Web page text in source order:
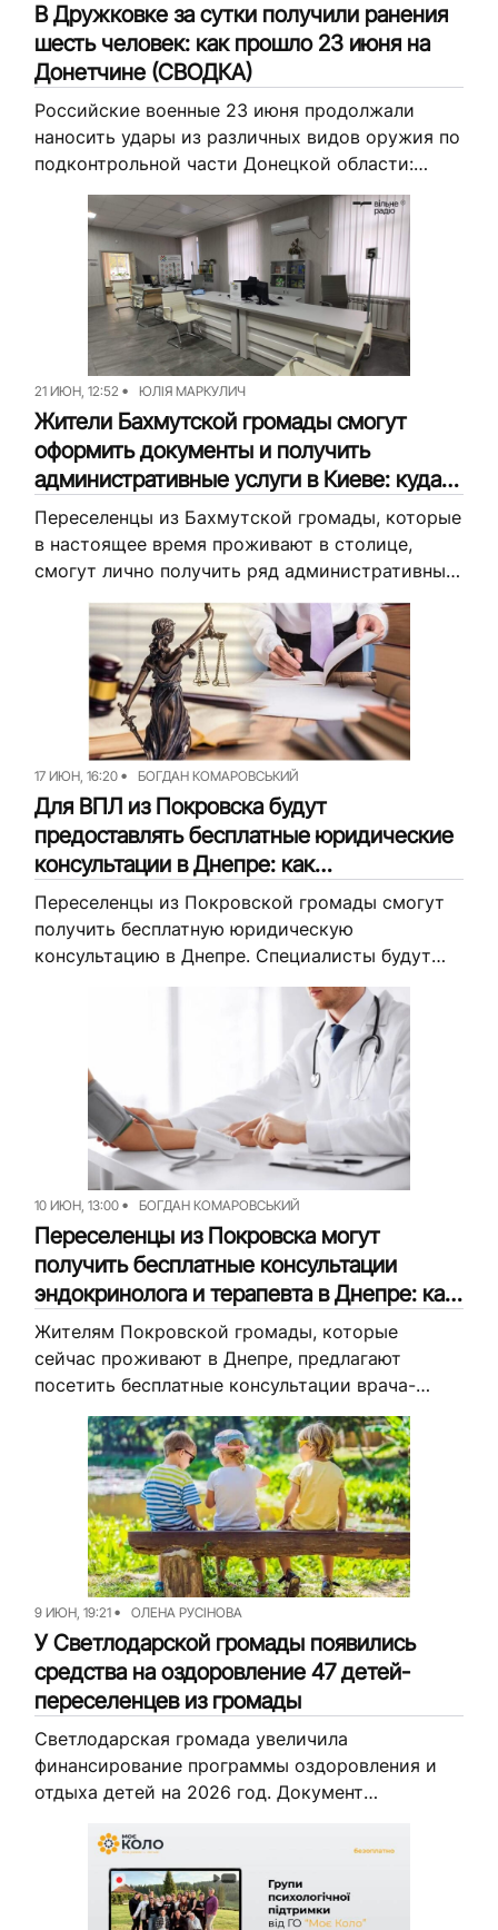
В Дружковке за сутки получили ранения
шесть человек: как прошло 23 июня на
Донетчине (СВОДКА)
Российские военные 23 июня продолжали
наносить удары из различных видов оружия по
подконтрольной части Донецкой области:
полиция зафиксировала 1 261 удар по линии
фронта и жилым кварталам региона.
Предварительно, среди...
21 ИЮН, 12:52 ЮЛІЯ МАРКУЛИЧ
Жители Бахмутской громады смогут
оформить документы и получить
административные услуги в Киеве: куда
обращаться
Переселенцы из Бахмутской громады, которые
в настоящее время проживают в столице,
смогут лично получить ряд административных
услуг. Для них в Киеве организуют выездной
прием специалистов Центра предоставления
административных услуг и...
17 ИЮН, 16:20 БОГДАН КОМАРОВСЬКИЙ
Для ВПЛ из Покровска будут
предоставлять бесплатные юридические
консультации в Днепре: как
присоединиться
Переселенцы из Покровской громады смогут
получить бесплатную юридическую
консультацию в Днепре. Специалисты будут
давать разъяснения, в частности, по вопросам
компенсаций за разрушенные дома. Как
принять участие — читайте далее. Об...
10 ИЮН, 13:00 БОГДАН КОМАРОВСЬКИЙ
Переселенцы из Покровска могут
получить бесплатные консультации
эндокринолога и терапевта в Днепре: как
и когда
Жителям Покровской громады, которые
сейчас проживают в Днепре, предлагают
посетить бесплатные консультации врача-
эндокринолога и терапевта — они состоятся
уже 11 июня. Желающие смогут получить
рекомендации по профилактике заболеваний,
общему уходу...
9 ИЮН, 19:21 ОЛЕНА РУСІНОВА
У Светлодарской громады появились
средства на оздоровление 47 детей-
переселенцев из громады
Светлодарская громада увеличила
финансирование программы оздоровления и
отдыха детей на 2026 год. Документ
детей, компенсацию отдыха еще для семи и
дополнительные меры поддержки детей
льготных...